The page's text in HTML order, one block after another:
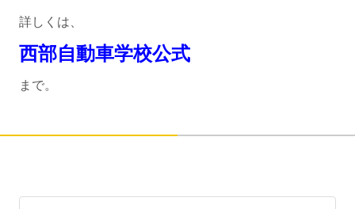
詳しくは、
西部自動車学校公式
まで。